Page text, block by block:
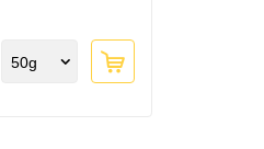
50g